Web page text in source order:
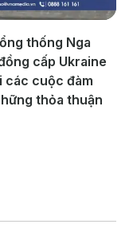
thống Nga
cấp Ukraine
các cuộc đàm
thỏa thuận